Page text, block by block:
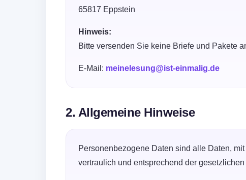
65817 Eppstein
Hinweis:
Bitte versenden Sie keine Briefe und Pakete
E-Mail: meinelesung@ist-einmalig.de
2. Allgemeine Hinweise
Personenbezogene Daten sind alle Daten,
vertraulich und entsprechend der